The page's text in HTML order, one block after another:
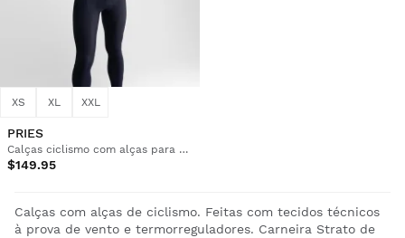
XS XL XXL
PRIES
Calças ciclismo com alças para homem
$149.95
Calças com alças de ciclismo. Feitas com tecidos técnicos
à prova de vento e termorreguladores. Carneira Strato de